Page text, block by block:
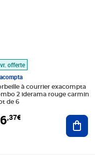
panier
offerte
à courrier exacompta
2 iderama rouge carmin
de 6
,37€